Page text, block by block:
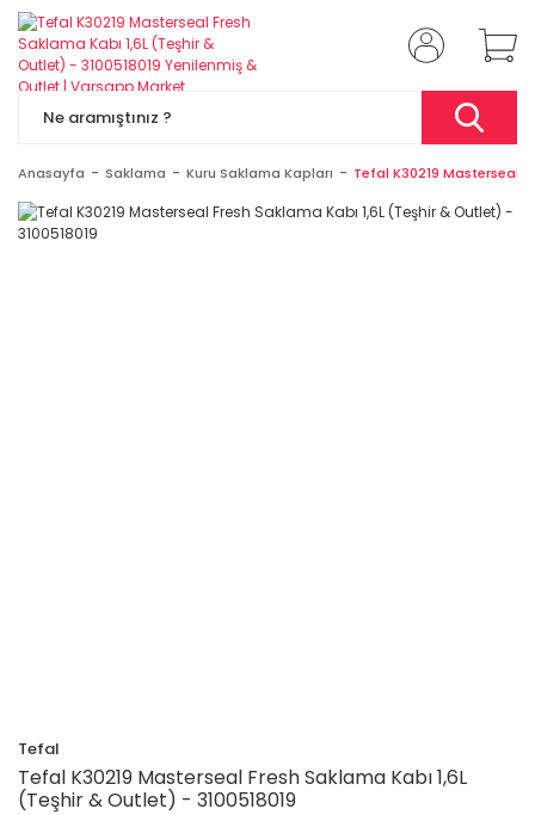
Anasayfa Saklama Kuru Saklama Kapları Tefal K30219 Masterseal
Tefal
Tefal K30219 Masterseal Fresh Saklama Kabı 1,6L
(Teşhir & Outlet) - 3100518019